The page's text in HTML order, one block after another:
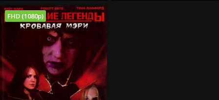
FHD (1080p)